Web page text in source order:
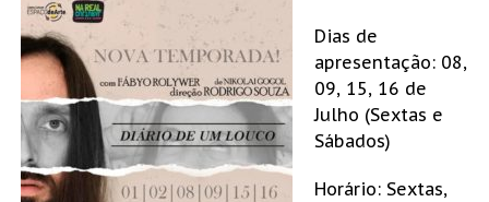
Dias de
apresentação: 08,
09, 15, 16 de
Julho (Sextas e
Sábados)
Horário: Sextas,